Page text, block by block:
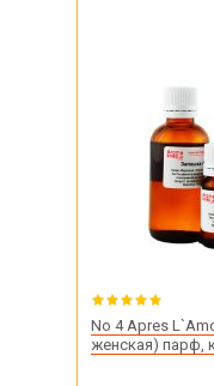
No 4 Apres
женская) парф,